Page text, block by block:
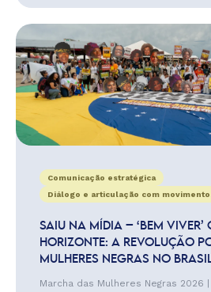
Comunicação estratégica
Diálogo e articulação com
SAIU NA MÍDIA – ‘BEM VIVER’
HORIZONTE: A REVOLUÇÃO
MULHERES NEGRAS NO
Marcha das Mulheres Negras 2026